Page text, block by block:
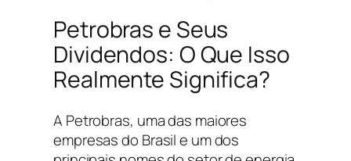
Petrobras e Seus
Dividendos: O Que Isso
Realmente Significa?
A Petrobras, uma das maiores
empresas do Brasil e um dos